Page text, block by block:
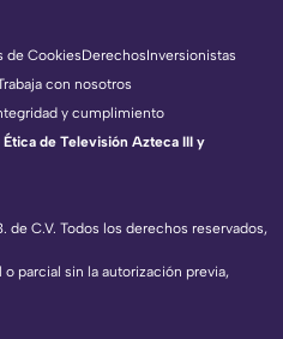
de C.V. Todos los derechos reservados,
parcial sin la autorización previa,
de CookiesDerechosInversionistas
con nosotros
y cumplimiento
de Televisión Azteca III y